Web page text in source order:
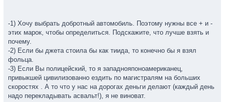
-1) Хочу выбрать добротный автомобиль. Поэтому нужны все + и -
этих марок, чтобы определиться. Подскажите, что лучше взять и
почему.
-2) Если бы джета стоила бы как тиида, то конечно бы я взял
фольца.
-3) Если Вы полицейский, то я западнояпоноамериканец,
привыкшей цивилизованно ездить по магистралям на больших
скоростях . А то что у нас на дорогах деньги делают (каждый день
надо перекладывать асвальт!), я не виноват.